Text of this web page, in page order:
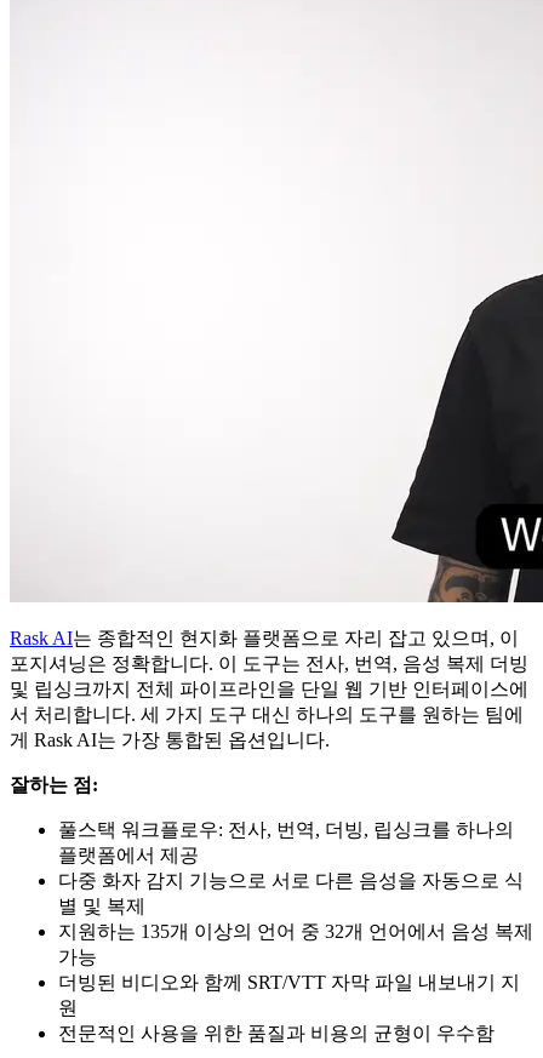
Rask AI는 종합적인 현지화 플랫폼으로 자리 잡고 있으며, 이
포지셔닝은 정확합니다. 이 도구는 전사, 번역, 음성 복제 더빙
및 립싱크까지 전체 파이프라인을 단일 웹 기반 인터페이스에
서 처리합니다. 세 가지 도구 대신 하나의 도구를 원하는 팀에
게 Rask AI는 가장 통합된 옵션입니다.
잘하는 점:
풀스택 워크플로우: 전사, 번역, 더빙, 립싱크를 하나의
플랫폼에서 제공
다중 화자 감지 기능으로 서로 다른 음성을 자동으로 식
별 및 복제
지원하는 135개 이상의 언어 중 32개 언어에서 음성 복제
가능
더빙된 비디오와 함께 SRT/VTT 자막 파일 내보내기 지
원
전문적인 사용을 위한 품질과 비용의 균형이 우수함